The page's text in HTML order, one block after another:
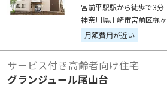
宮前平駅駅から徒歩で3分
神奈川県川崎市宮前区梶
月額費用が近い
サービス付き高齢者向け住宅
グランジュール尾山台